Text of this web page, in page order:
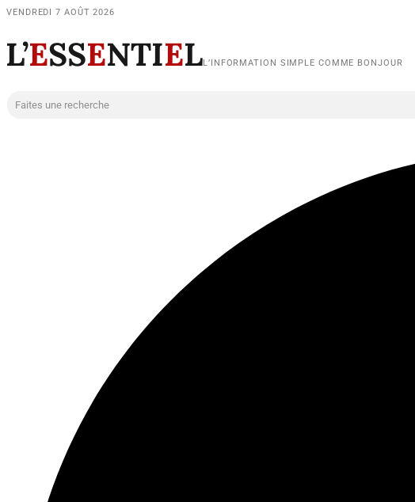
VENDREDI 7 AOÛT 2026
L’ESSENTIELL’INFORMATION SIMPLE COMME BONJOUR